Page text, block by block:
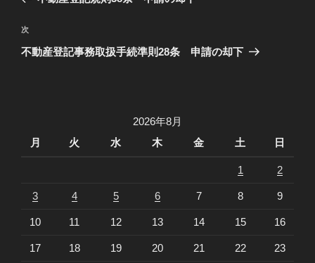
ビ
ゲ
投
稿
次
の
次
不動産登記事務取扱手続準則28条 申請の却下
2026年8月
月
火 水 木 金 土 日
1 2
3 4 5 6 7 8 9
10 11 12 13 14 15 16
17 18 19 20 21 22 23